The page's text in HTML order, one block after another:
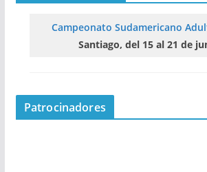
Campeonato Sudamericano
Santiago, del 15 al 21 de
Patrocinadores